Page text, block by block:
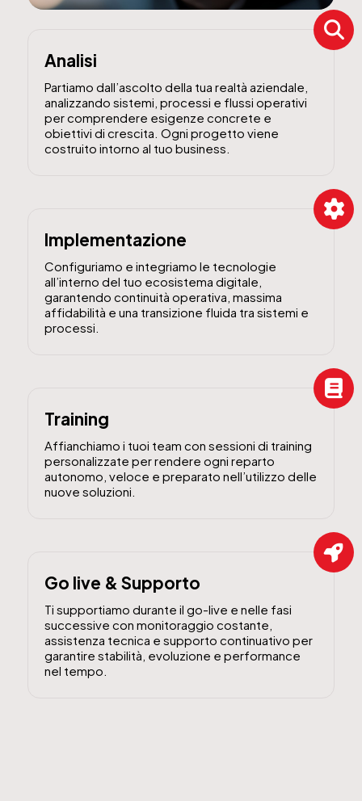
Analisi
Partiamo dall’ascolto della tua realtà aziendale,
analizzando sistemi, processi e flussi operativi
per comprendere esigenze concrete e
obiettivi di crescita. Ogni progetto viene
costruito intorno al tuo business.
Implementazione
Configuriamo e integriamo le tecnologie
all’interno del tuo ecosistema digitale,
garantendo continuità operativa, massima
affidabilità e una transizione fluida tra sistemi e
processi.
Training
Affianchiamo i tuoi team con sessioni di training
personalizzate per rendere ogni reparto
autonomo, veloce e preparato nell’utilizzo delle
nuove soluzioni.
Go live & Supporto
Ti supportiamo durante il go-live e nelle fasi
successive con monitoraggio costante,
assistenza tecnica e supporto continuativo per
garantire stabilità, evoluzione e performance
nel tempo.